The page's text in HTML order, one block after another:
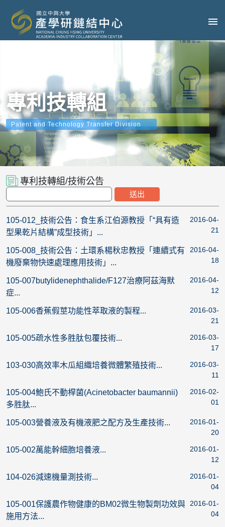
專利技轉組
Patent and Technology Transfer Division
專利技轉組/技術公告
105-012_技術公告：食生系江伯源教授「“具有造
型果乾片結構”成型技術」...
2016-04-
21
105-008_技術公告：土環系楊秋忠教授「連續式有
機廢棄物快速處理應用技術」...
2016-04-
18
105-007butylidenephthalide/F127治療阿茲海默
症...
2016-04-
12
105-006香蕉假莖功能性萃取液的製程...
2016-03-
21
105-005疏水性多胜肽包覆技術...
2016-03-
17
103-030高效率木瓜組織培養微體繁殖技術...
2016-03-
11
105-004鮑氏不動桿菌(Acinetobacter baumannii)
多胜肽...
2016-02-
01
105-003營養液及有機液肥之配方及生產技術...
2016-01-
20
105-002萬能幹細胞培養液...
2016-01-
12
104-026減速機量測技術...
2016-01-
04
105-001保護農作物健康的BM02微生物製劑功效與
施用方法...
2016-01-
04